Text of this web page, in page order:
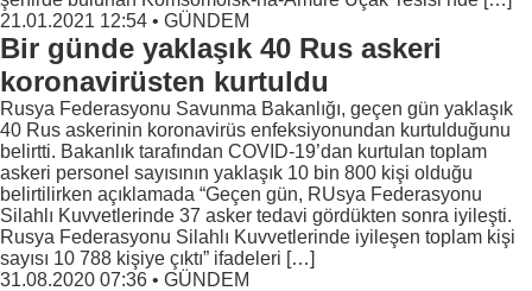
21.01.2021 12:54 • GÜNDEM
Bir günde yaklaşık 40 Rus askeri
koronavirüsten kurtuldu
Rusya Federasyonu Savunma Bakanlığı, geçen gün yaklaşık
40 Rus askerinin koronavirüs enfeksiyonundan kurtulduğunu
belirtti. Bakanlık tarafından COVID-19’dan kurtulan toplam
askeri personel sayısının yaklaşık 10 bin 800 kişi olduğu
belirtilirken açıklamada “Geçen gün, RUsya Federasyonu
Silahlı Kuvvetlerinde 37 asker tedavi gördükten sonra iyileşti.
Rusya Federasyonu Silahlı Kuvvetlerinde iyileşen toplam kişi
sayısı 10 788 kişiye çıktı” ifadeleri […]
31.08.2020 07:36 • GÜNDEM